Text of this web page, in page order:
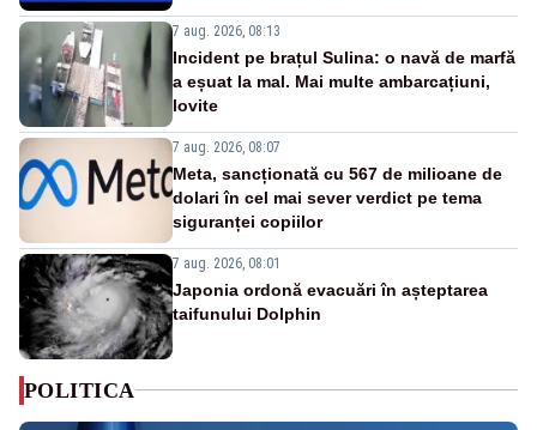
7 aug. 2026, 08:13
Incident pe brațul Sulina: o navă de marfă
a eșuat la mal. Mai multe ambarcațiuni,
lovite
7 aug. 2026, 08:07
Meta, sancționată cu 567 de milioane de
dolari în cel mai sever verdict pe tema
siguranței copiilor
7 aug. 2026, 08:01
Japonia ordonă evacuări în așteptarea
taifunului Dolphin
POLITICA